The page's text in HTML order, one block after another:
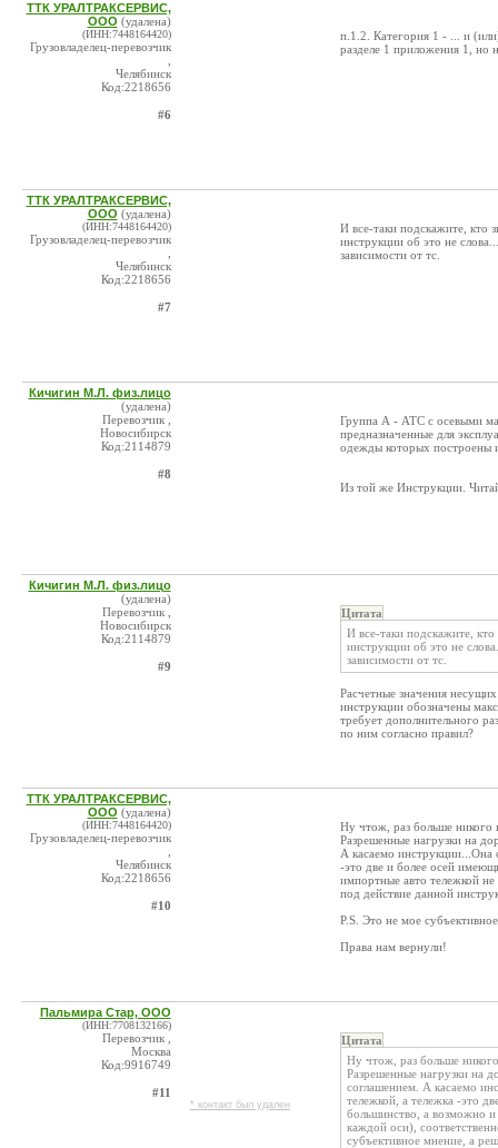
ТТК УРАЛТРАКСЕРВИС,
ООО (удалена)
(ИНН:7448164420)
Грузовладелец-перевозчик
Челябинск
Код:2218656
#6
п.1.2. Категория 1 - ... и
разделе 1 приложения 1, но
ТТК УРАЛТРАКСЕРВИС,
ООО (удалена)
(ИНН:7448164420)
Грузовладелец-перевозчик
Челябинск
Код:2218656
#7
И все-таки подскажите, кто
инструкции об это не
зависимости от тс.
Кичигин М.Л. физ.лицо
(удалена)
Перевозчик ,
Новосибирск
Код:2114879
#8
Группа А - АТС с осевыми
предназначенные для
одежды которых построены
Из той же Инструкции.
Кичигин М.Л. физ.лицо
(удалена)
Перевозчик ,
Новосибирск
Код:2114879
#9
Цитата
И все-таки подскажите,
инструкции об это не
зависимости от тс.
Расчетные значения
инструкции обозначены
требует дополнительного
по ним согласно правил?
ТТК УРАЛТРАКСЕРВИС,
ООО (удалена)
(ИНН:7448164420)
Грузовладелец-перевозчик
Челябинск
Код:2218656
#10
Ну чтож, раз больше никого
Разрешенные нагрузки на
А касаемо инструкции...Она
-это две и более осей
импортные авто тележкой
под действие данной
P.S. Это не мое
Права нам вернули!
Пальмира Стар, ООО
(ИНН:7708132166)
Перевозчик ,
Москва
Код:9916749
#11
* контакт был удален
Цитата
Ну чтож, раз больше
Разрешенные нагрузки на
соглашением. А касаемо
тележкой, а тележка -это
большинство, а возможно и
каждой оси),
субъективное мнение, а